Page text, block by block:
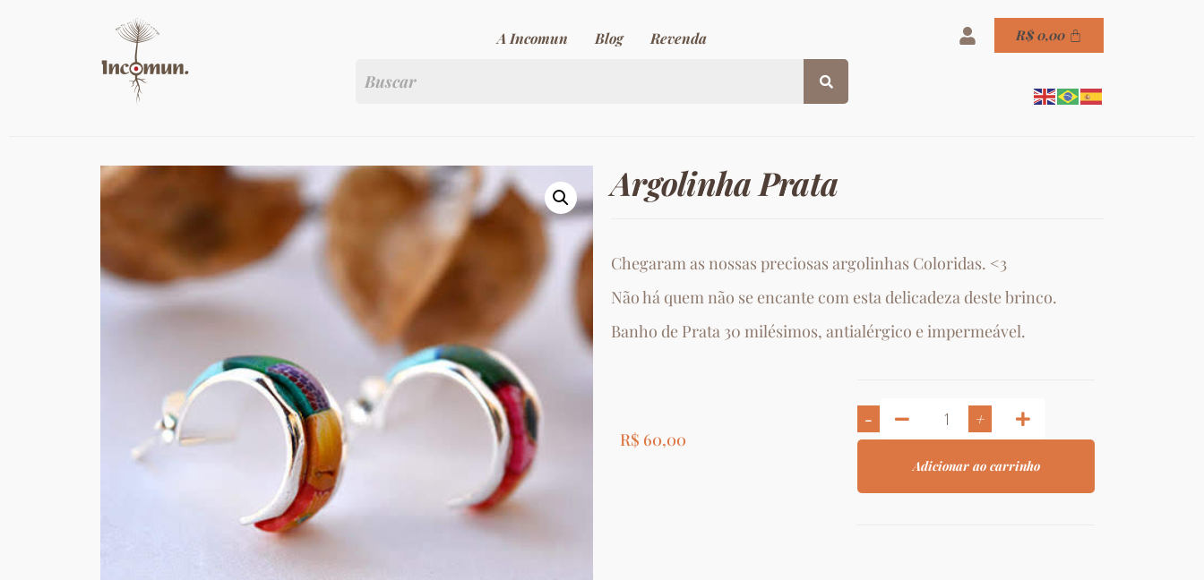
A Incomun Blog Revenda R$0,00
Argolinha Prata
Chegaram as nossas preciosas argolinhas Coloridas. <3
Não há quem não se encante com esta delicadeza deste brinco.
Banho de Prata 30 milésimos, antialérgico e impermeável.
R$ 60,00
- +
Adicionar ao carrinho